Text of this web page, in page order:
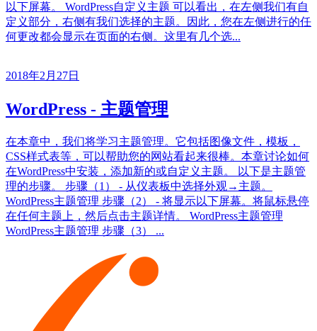
以下屏幕。 WordPress自定义主题 可以看出，在左侧我们有自
定义部分，右侧有我们选择的主题。因此，您在左侧进行的任
何更改都会显示在页面的右侧。这里有几个选...
2018年2月27日
WordPress - 主题管理
在本章中，我们将学习主题管理。它包括图像文件，模板，
CSS样式表等，可以帮助您的网站看起来很棒。本章讨论如何
在WordPress中安装，添加新的或自定义主题。 以下是主题管
理的步骤。 步骤（1） - 从仪表板中选择外观→主题。
WordPress主题管理 步骤（2） - 将显示以下屏幕。将鼠标悬停
在任何主题上，然后点击主题详情。 WordPress主题管理
WordPress主题管理 步骤（3） ...